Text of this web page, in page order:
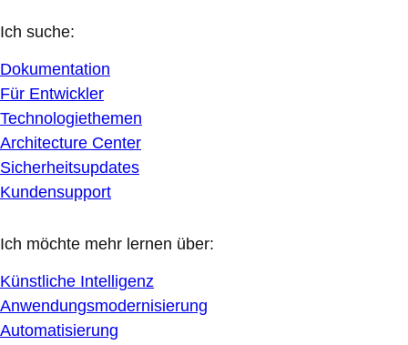
Ich suche:
Dokumentation
Für Entwickler
Technologiethemen
Architecture Center
Sicherheitsupdates
Kundensupport
Ich möchte mehr lernen über:
Künstliche Intelligenz
Anwendungsmodernisierung
Automatisierung